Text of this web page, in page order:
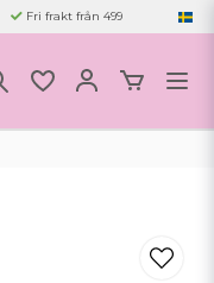
Fri frakt från 499